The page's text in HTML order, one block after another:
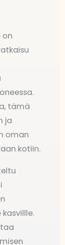
on
tämä
ja
oman
kotiin.